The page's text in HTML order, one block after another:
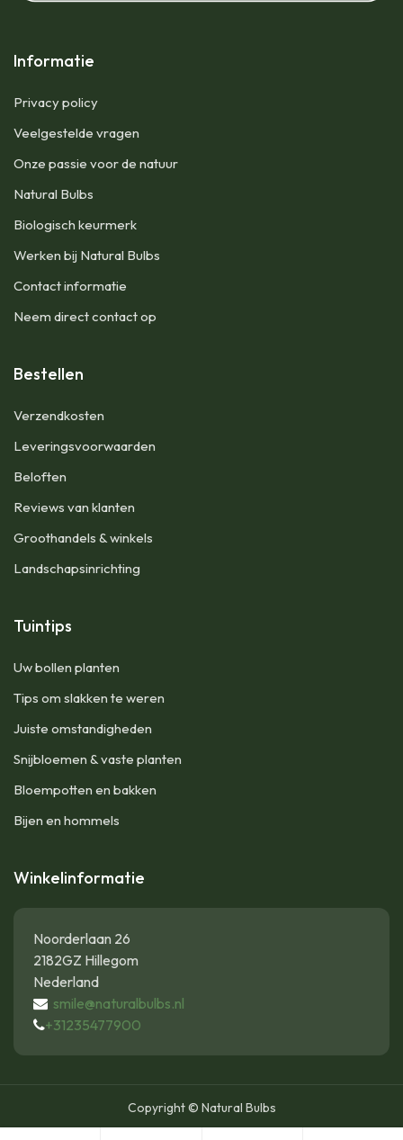
Informatie
Privacy policy
Veelgestelde vragen
Onze passie voor de natuur
Natural Bulbs
Biologisch keurmerk
Werken bij Natural Bulbs
Contact informatie
Neem direct contact op
Bestellen
Verzendkosten
Leveringsvoorwaarden
Beloften
Reviews van klanten
Groothandels & winkels
Landschapsinrichting
Tuintips
Uw bollen planten
Tips om slakken te weren
Juiste omstandigheden
Snijbloemen & vaste planten
Bloempotten en bakken
Bijen en hommels
Winkelinformatie
Noorderlaan 26
2182GZ Hillegom
Nederland
smile@naturalbulbs.nl
+31235477900
Copyright © Natural Bulbs